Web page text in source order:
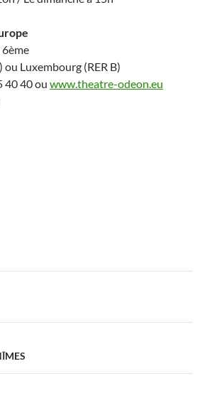
6ème
Luxembourg (RER B)
40 40 ou www.theatre-odeon.eu